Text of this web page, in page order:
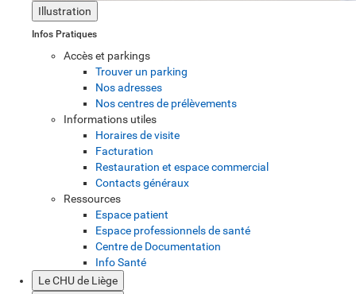
Illustration
Infos Pratiques
Accès et parkings
Trouver un parking
Nos adresses
Nos centres de prélèvements
Informations utiles
Horaires de visite
Facturation
Restauration et espace commercial
Contacts généraux
Ressources
Espace patient
Espace professionnels de santé
Centre de Documentation
Info Santé
Le CHU de Liège